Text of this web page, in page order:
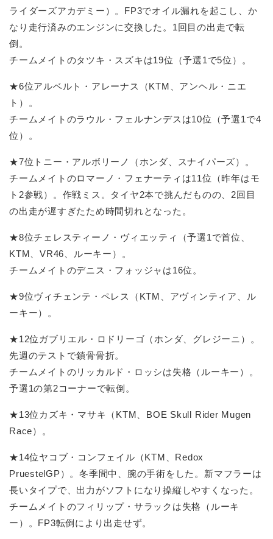
ライダーズアカデミー）。FP3でオイル漏れを起こし、か
なり走行済みのエンジンに交換した。1回目の出走で転
倒。
チームメイトのタツキ・スズキは19位（予選1で5位）。
★6位アルベルト・アレーナス（KTM、アンヘル・ニエ
ト）。
チームメイトのラウル・フェルナンデスは10位（予選1で4
位）。
★7位トニー・アルボリーノ（ホンダ、スナイパーズ）。
チームメイトのロマーノ・フェナーティは11位（昨年はモ
ト2参戦）。作戦ミス。タイヤ2本で挑んだものの、2回目
の出走が遅すぎたため時間切れとなった。
★8位チェレスティーノ・ヴィエッティ（予選1で首位、
KTM、VR46、ルーキー）。
チームメイトのデニス・フォッジャは16位。
★9位ヴィチェンテ・ペレス（KTM、アヴィンティア、ル
ーキー）。
★12位ガブリエル・ロドリーゴ（ホンダ、グレジーニ）。
先週のテストで鎖骨骨折。
チームメイトのリッカルド・ロッシは失格（ルーキー）。
予選1の第2コーナーで転倒。
★13位カズキ・マサキ（KTM、BOE Skull Rider Mugen
Race）。
★14位ヤコブ・コンフェイル（KTM、Redox
PruestelGP）。冬季間中、腕の手術をした。新マフラーは
長いタイプで、出力がソフトになり操縦しやすくなった。
チームメイトのフィリップ・サラックは失格（ルーキ
ー）。FP3転倒により出走せず。